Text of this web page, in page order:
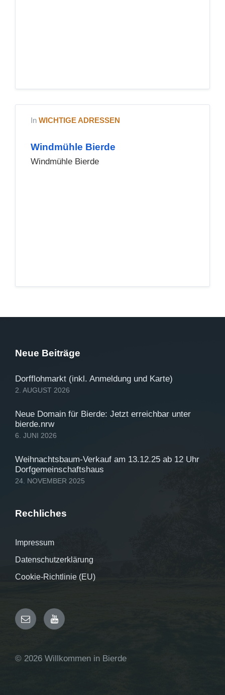
In WICHTIGE ADRESSEN
Windmühle Bierde
Windmühle Bierde
Neue Beiträge
Dorfflohmarkt (inkl. Anmeldung und Karte)
2. AUGUST 2026
Neue Domain für Bierde: Jetzt erreichbar unter
bierde.nrw
6. JUNI 2026
Weihnachtsbaum-Verkauf am 13.12.25 ab 12 Uhr
Dorfgemeinschaftshaus
24. NOVEMBER 2025
Rechliches
Impressum
Datenschutzerklärung
Cookie-Richtlinie (EU)
E- YouTube
© 2026 Willkommen in Bierde